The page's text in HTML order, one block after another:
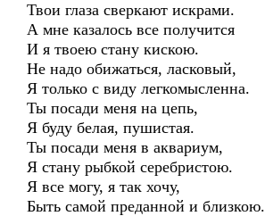
Твои глаза сверкают искрами.
А мне казалось все получится
И я твоею стану кискою.
Не надо обижаться, ласковый,
Я только с виду легкомысленна.
Ты посади меня на цепь,
Я буду белая, пушистая.
Ты посади меня в аквариум,
Я стану рыбкой серебристою.
Я все могу, я так хочу,
Быть самой преданной и близкою.